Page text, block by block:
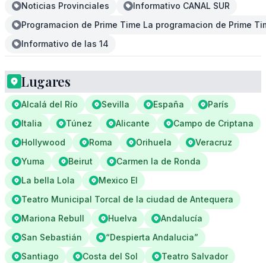
Noticias Provinciales
Informativo CANAL SUR
Programacion de Prime Time La programacion de Prime
Informativo de las 14
Lugares
Alcalá del Río Sevilla España
París
Italia
Túnez Alicante
Campo de Criptana
Hollywood
Roma Orihuela
Veracruz
Yuma
Beirut
Carmen la de Ronda
La bella Lola
Mexico El
Teatro Municipal Torcal de la ciudad de Antequera
Mariona Rebull
Huelva
Andalucía
San Sebastián
“Despierta Andalucia”
Santiago
Costa del Sol Teatro Salvador